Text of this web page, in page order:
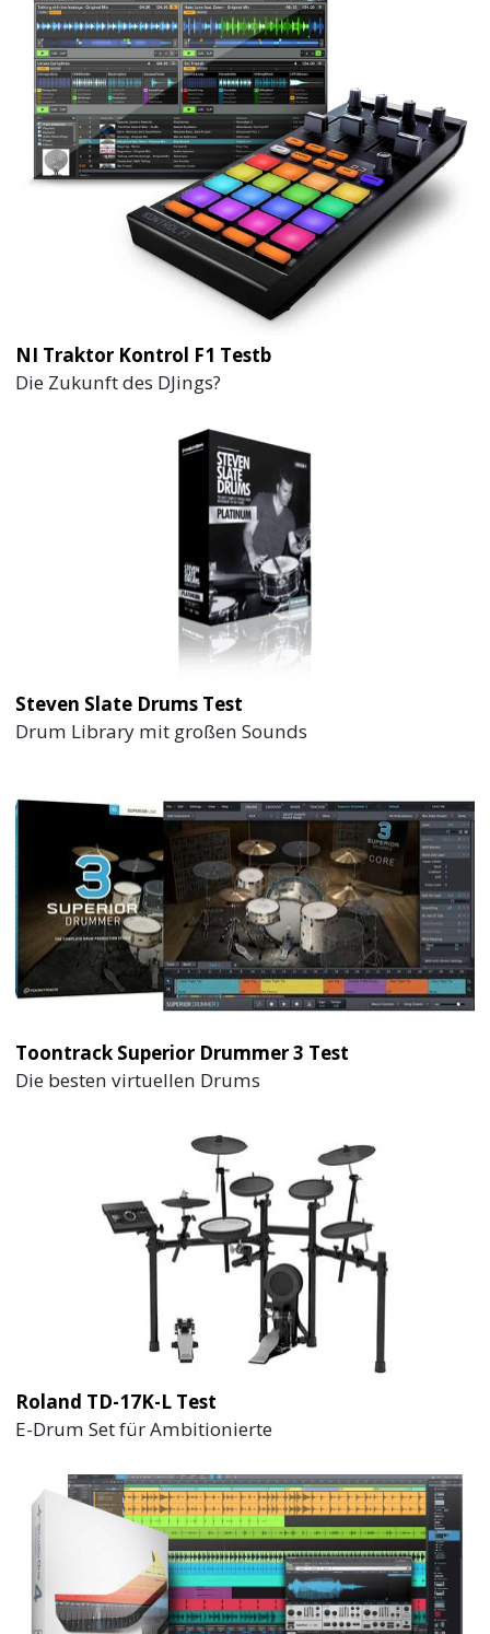
NI Traktor Kontrol F1 Testb
Die Zukunft des DJings?
Steven Slate Drums Test
Drum Library mit großen Sounds
Toontrack Superior Drummer 3 Test
Die besten virtuellen Drums
Roland TD-17K-L Test
E-Drum Set für Ambitionierte